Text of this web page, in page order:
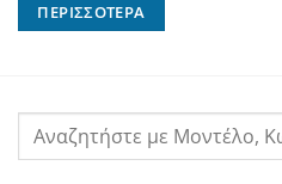
ΠΕΡΙΣΣΌΤΕΡΑ